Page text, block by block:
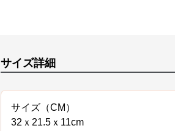
サイズ詳細
サイズ（CM）
32ｘ21.5ｘ11cm